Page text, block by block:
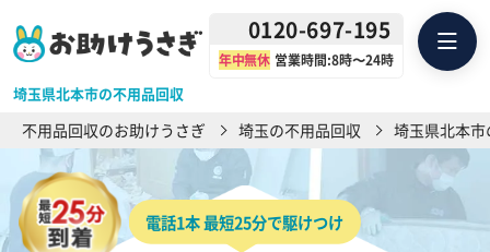
埼玉県北本市の不用品回収
0120-697-195
年中無休 営業時間:8時〜24時
不用品回収のお助けうさぎ 埼玉の不用品回収 埼玉県北本
電話1本 最短25分で駆けつけ